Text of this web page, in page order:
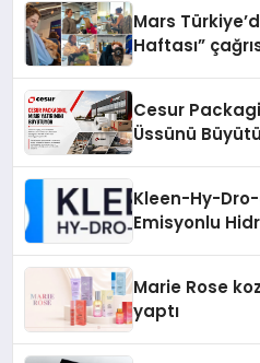
Mars
Haftası”
Cesur
Üssünü
Kleen-Hy-Dro-
Emisyonlu
Marie Rose
yaptı